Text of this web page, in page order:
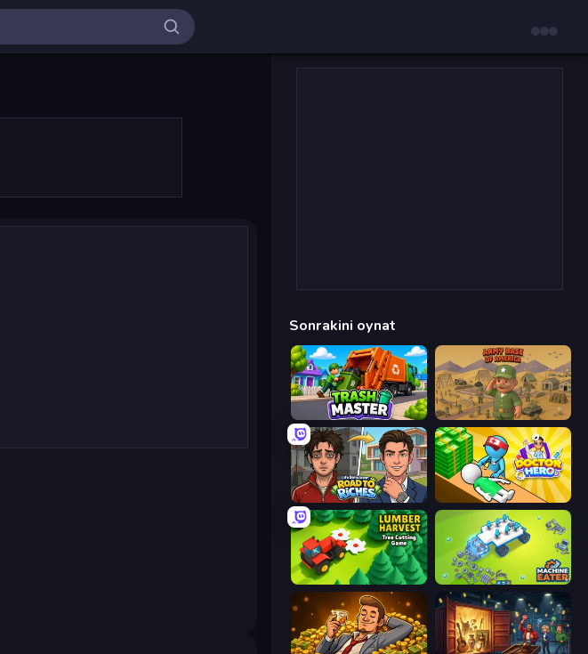
Sonrakini oynat
Trash Master Army Base Of America
Life Simulator: Road to Riches Doctor Hero
Lumber Harvest: Tree Cutting Game Machine Eater